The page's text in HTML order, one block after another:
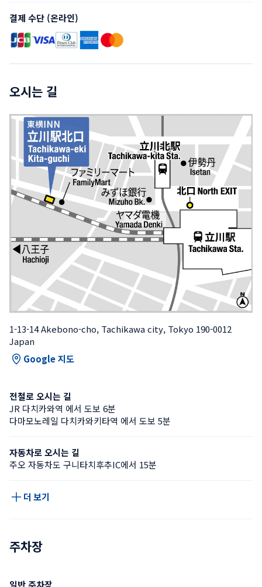
결제 수단 (온라인)
오시는 길
1-13-14 Akebono-cho, Tachikawa city, Tokyo 190-0012
Japan
Google 지도
전철로 오시는 길
JR 다치카와역 에서 도보 6분
다마모노레일 다치카와키타역 에서 도보 5분
자동차로 오시는 길
주오 자동차도 구니타치후추IC에서 15분
더 보기
주차장
일반 주차장